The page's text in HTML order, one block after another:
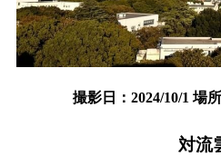
撮影日：2024/10/1 場
対流